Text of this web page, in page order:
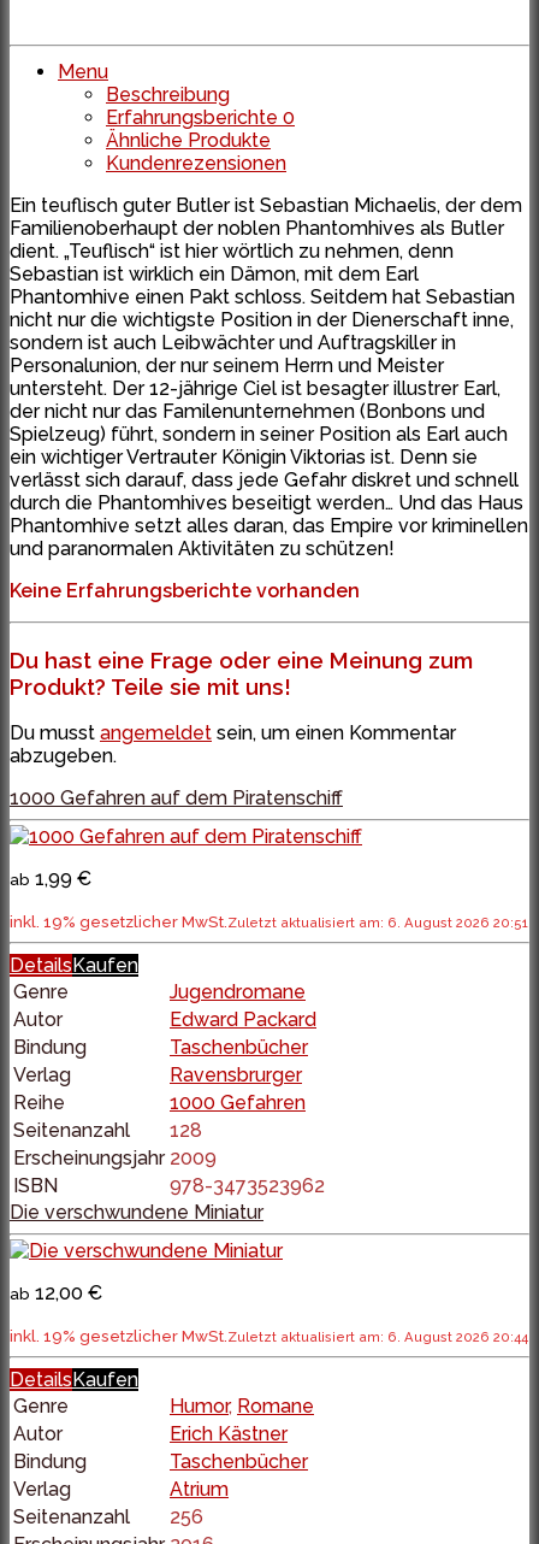
Menu
Beschreibung
Erfahrungsberichte 0
Ähnliche Produkte
Kundenrezensionen
Ein teuflisch guter Butler ist Sebastian Michaelis, der dem
Familienoberhaupt der noblen Phantomhives als Butler
dient. „Teuflisch“ ist hier wörtlich zu nehmen, denn
Sebastian ist wirklich ein Dämon, mit dem Earl
Phantomhive einen Pakt schloss. Seitdem hat Sebastian
nicht nur die wichtigste Position in der Dienerschaft inne,
sondern ist auch Leibwächter und Auftragskiller in
Personalunion, der nur seinem Herrn und Meister
untersteht. Der 12-jährige Ciel ist besagter illustrer Earl,
der nicht nur das Familenunternehmen (Bonbons und
Spielzeug) führt, sondern in seiner Position als Earl auch
ein wichtiger Vertrauter Königin Viktorias ist. Denn sie
verlässt sich darauf, dass jede Gefahr diskret und schnell
durch die Phantomhives beseitigt werden… Und das Haus
Phantomhive setzt alles daran, das Empire vor kriminellen
und paranormalen Aktivitäten zu schützen!
Keine Erfahrungsberichte vorhanden
Du hast eine Frage oder eine Meinung zum
Produkt? Teile sie mit uns!
Du musst angemeldet sein, um einen Kommentar
abzugeben.
1000 Gefahren auf dem Piratenschiff
ab 1,99 €
inkl. 19% gesetzlicher MwSt.Zuletzt aktualisiert am: 6. August 2026 20:51
Details Kaufen
Genre
Jugendromane
Autor
Edward Packard
Bindung
Taschenbücher
Verlag
Ravensbrurger
Reihe
1000 Gefahren
Seitenanzahl
128
Erscheinungsjahr 2009
ISBN
978-3473523962
Die verschwundene Miniatur
ab 12,00 €
inkl. 19% gesetzlicher MwSt.Zuletzt aktualisiert am: 6. August 2026 20:44
Details Kaufen
Genre
Humor, Romane
Autor
Erich Kästner
Bindung
Taschenbücher
Verlag
Atrium
Seitenanzahl
256